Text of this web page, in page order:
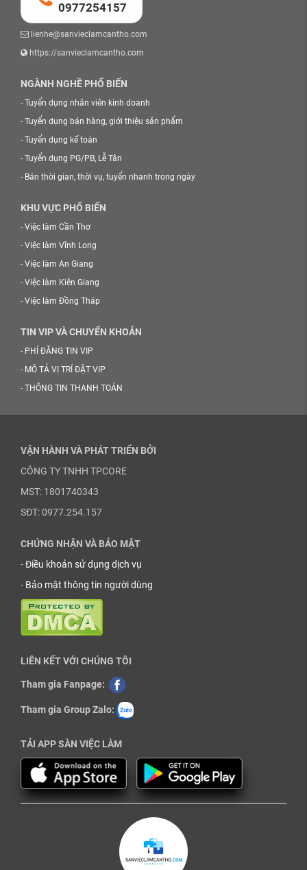
0977254157
lienhe@sanvieclamcantho.com
https://sanvieclamcantho.com
NGÀNH NGHỀ PHỔ BIẾN
- Tuyển dụng nhân viên kinh doanh
- Tuyển dụng bán hàng, giới thiệu sản phẩm
- Tuyển dụng kế toán
- Tuyển dụng PG/PB, Lễ Tân
- Bán thời gian, thời vụ, tuyển nhanh trong ngày
KHU VỰC PHỔ BIẾN
- Việc làm Cần Thơ
- Việc làm Vĩnh Long
- Việc làm An Giang
- Việc làm Kiên Giang
- Việc làm Đồng Tháp
TIN VIP VÀ CHUYỂN KHOẢN
- PHÍ ĐĂNG TIN VIP
- MÔ TẢ VỊ TRÍ ĐẶT VIP
- THÔNG TIN THANH TOÁN
VẬN HÀNH VÀ PHÁT TRIỂN BỞI
CÔNG TY TNHH TPCORE
MST: 1801740343
SĐT: 0977.254.157
CHỨNG NHẬN VÀ BẢO MẬT
-Điều khoản sử dụng dịch vụ
- Bảo mật thông tin người dùng
LIÊN KẾT VỚI CHÚNG TÔI
Tham gia Fanpage:
Tham gia Group Zalo:
TẢI APP SÀN VIỆC LÀM